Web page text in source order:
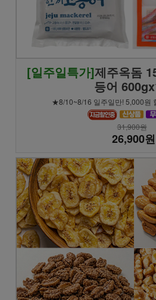
[일주일특가]제주옥돔
등어
★8/10~8/16 일주일만! 5,000원
31,900원
26,900원